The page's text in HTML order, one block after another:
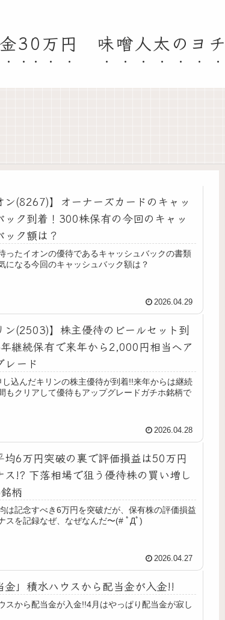
30万円 味噌人太のヨ
ン(8267)】オーナーズカードのキャッ
ック到着！300株保有の今回のキャッ
ック額は？
ったイオンの優待であるキャッシュバックの書類
になる今回のキャッシュバック額は？
2026.04.29
ン(2503)】株主優待のビールセット到
継続保有で来年から2,000円相当へア
レード
し込んだキリンの株主優待が到着!!来年からは継続
もクリアして優待もアップグレードガチホ銘柄で
2026.04.28
均6万円突破の裏で評価損益は50万円
ス!? 下落相場で狙う優待株の買い増し
柄
は記念すべき6万円を突破だが、保有株の評価損益
スを記録なぜ、なぜなんだ〜(# ﾟДﾟ)
2026.04.27
金」積水ハウスから配当金が入金!!
スから配当金が入金!!4月はやっぱり配当金が寂し